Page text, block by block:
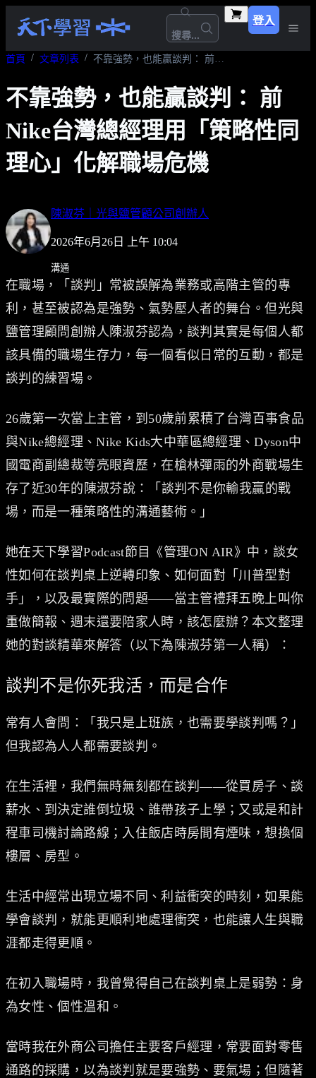
搜尋...
登入
首頁 文章列表 不靠強勢，也能贏談判： 前Nike台灣總經理用「策略性同理心」化解職場危機
不靠強勢，也能贏談判： 前
Nike台灣總經理用「策略性同
理心」化解職場危機
陳淑芬｜光與鹽管顧公司創辦人
2026年6月26日 上午 10:04
溝通
在職場，「談判」常被誤解為業務或高階主管的專
利，甚至被認為是強勢、氣勢壓人者的舞台。但光與
鹽管理顧問創辦人陳淑芬認為，談判其實是每個人都
該具備的職場生存力，每一個看似日常的互動，都是
談判的練習場。
26歲第一次當上主管，到50歲前累積了台灣百事食品
與Nike總經理、Nike Kids大中華區總經理、Dyson中
國電商副總裁等亮眼資歷，在槍林彈雨的外商戰場生
存了近30年的陳淑芬說：「談判不是你輸我贏的戰
場，而是一種策略性的溝通藝術。」
她在天下學習Podcast節目《管理ON AIR》中，談女
性如何在談判桌上逆轉印象、如何面對「川普型對
手」，以及最實際的問題——當主管禮拜五晚上叫你
重做簡報、週末還要陪家人時，該怎麼辦？本文整理
她的對談精華來解答（以下為陳淑芬第一人稱）：
談判不是你死我活，而是合作
常有人會問：「我只是上班族，也需要學談判嗎？」
但我認為人人都需要談判。
在生活裡，我們無時無刻都在談判——從買房子、談
薪水、到決定誰倒垃圾、誰帶孩子上學；又或是和計
程車司機討論路線；入住飯店時房間有煙味，想換個
樓層、房型。
生活中經常出現立場不同、利益衝突的時刻，如果能
學會談判，就能更順利地處理衝突，也能讓人生與職
涯都走得更順。
在初入職場時，我曾覺得自己在談判桌上是弱勢：身
為女性、個性溫和。
當時我在外商公司擔任主要客戶經理，常要面對零售
通路的採購，以為談判就是要強勢、要氣場；但隨著